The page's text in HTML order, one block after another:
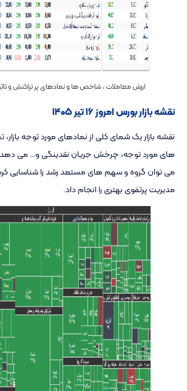
ارزش معاملات ، شاخص ها و نمادهای پر تراکنش و
نقشه بازار بورس امروز ۱۶ تیر ۱۴۰۵
نقشه بازار یک شمای کلی از نمادهای مورد توجه
های مورد توجه، چرخش جریان نقدینگی و… می
می توان گروه و سهم های مستعد رشد را شناسایی
مدیریت پرتفوی بهتری را انجام داد.